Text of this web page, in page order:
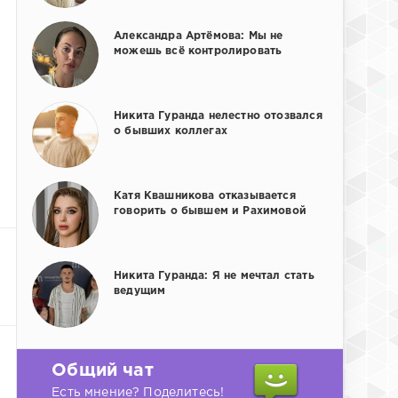
Александра Артёмова: Мы не
можешь всё контролировать
Никита Гуранда нелестно отозвался
о бывших коллегах
Катя Квашникова отказывается
говорить о бывшем и Рахимовой
Никита Гуранда: Я не мечтал стать
ведущим
Общий чат
Есть мнение? Поделитесь!